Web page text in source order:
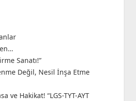
Sanatı!”
Değil, Nesil İnşa Etme
ve Hakikat! “LGS-TYT-AYT